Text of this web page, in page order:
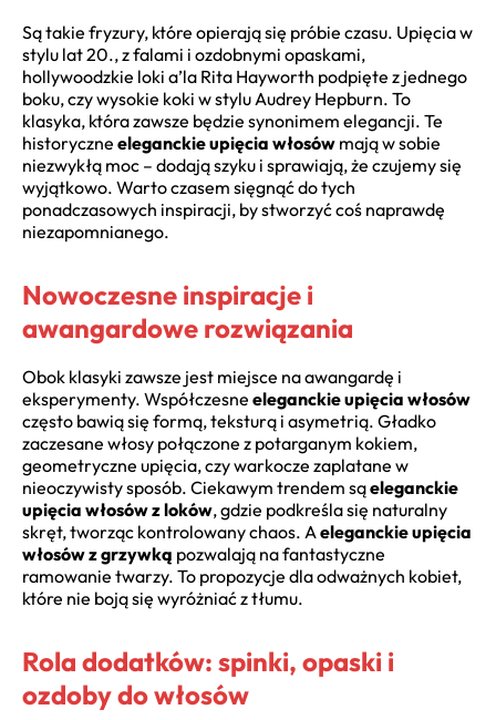
Są takie fryzury, które opierają się próbie czasu. Upięcia w
stylu lat 20., z falami i ozdobnymi opaskami,
hollywoodzkie loki a’la Rita Hayworth podpięte z jednego
boku, czy wysokie koki w stylu Audrey Hepburn. To
klasyka, która zawsze będzie synonimem elegancji. Te
historyczne eleganckie upięcia włosów mają w sobie
niezwykłą moc – dodają szyku i sprawiają, że czujemy się
wyjątkowo. Warto czasem sięgnąć do tych
ponadczasowych inspiracji, by stworzyć coś naprawdę
niezapomnianego.
Nowoczesne inspiracje i
awangardowe rozwiązania
Obok klasyki zawsze jest miejsce na awangardę i
eksperymenty. Współczesne eleganckie upięcia włosów
często bawią się formą, teksturą i asymetrią. Gładko
zaczesane włosy połączone z potarganym kokiem,
geometryczne upięcia, czy warkocze zaplatane w
nieoczywisty sposób. Ciekawym trendem sąeleganckie
upięcia włosów z loków, gdzie podkreśla się naturalny
skręt, tworząc kontrolowany chaos. Aeleganckie upięcia
włosów z grzywką pozwalają na fantastyczne
ramowanie twarzy. To propozycje dla odważnych kobiet,
które nie boją się wyróżniać z tłumu.
Rola dodatków: spinki, opaski i
ozdoby do włosów